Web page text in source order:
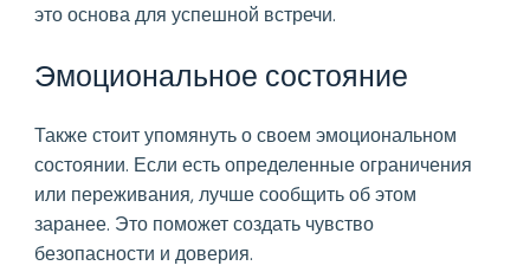
это основа для успешной встречи.
Эмоциональное состояние
Также стоит упомянуть о своем эмоциональном
состоянии. Если есть определенные ограничения
или переживания, лучше сообщить об этом
заранее. Это поможет создать чувство
безопасности и доверия.